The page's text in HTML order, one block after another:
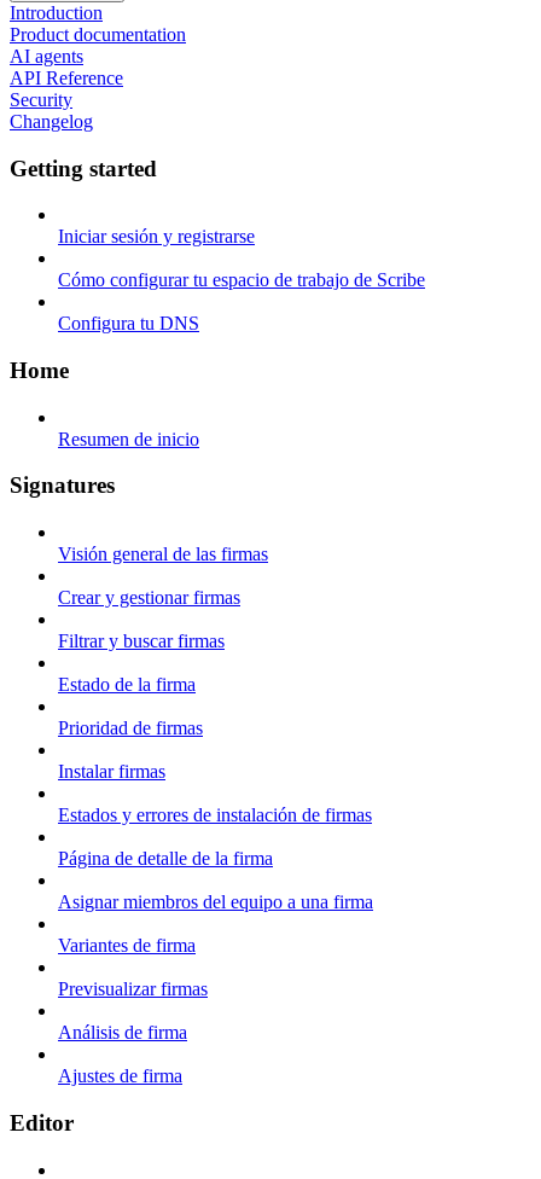
Introduction
Product documentation
AI agents
API Reference
Security
Changelog
Getting started
Iniciar sesión y registrarse
Cómo configurar tu espacio de trabajo de Scribe
Configura tu DNS
Home
Resumen de inicio
Signatures
Visión general de las firmas
Crear y gestionar firmas
Filtrar y buscar firmas
Estado de la firma
Prioridad de firmas
Instalar firmas
Estados y errores de instalación de firmas
Página de detalle de la firma
Asignar miembros del equipo a una firma
Variantes de firma
Previsualizar firmas
Análisis de firma
Ajustes de firma
Editor